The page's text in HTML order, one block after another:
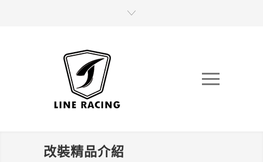
改裝精品介紹